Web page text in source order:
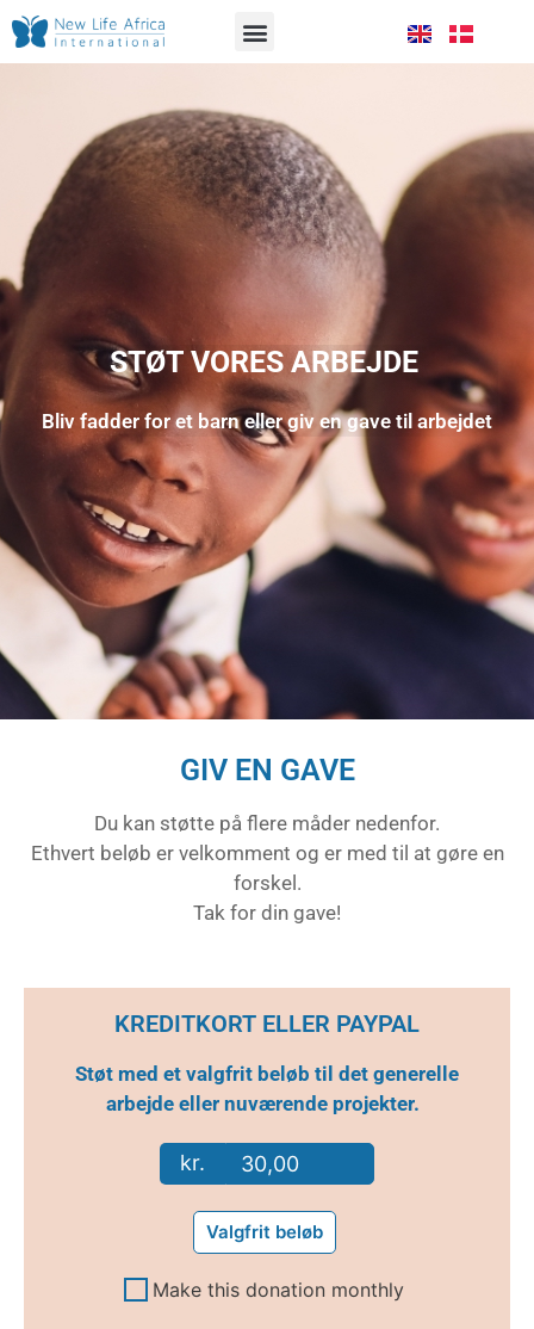
STØT VORES ARBEJDE
Bliv fadder for et barn eller giv en gave til arbejdet
GIV EN GAVE
Du kan støtte på flere måder nedenfor.
Ethvert beløb er velkomment og er med til at gøre en
forskel.
Tak for din gave!
KREDITKORT ELLER PAYPAL
Støt med et valgfrit beløb til det generelle
arbejde eller nuværende projekter.
kr.
Valgfrit beløb
Make this donation monthly